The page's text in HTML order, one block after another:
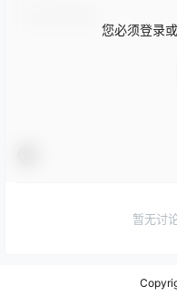
您必须登录
暂无讨